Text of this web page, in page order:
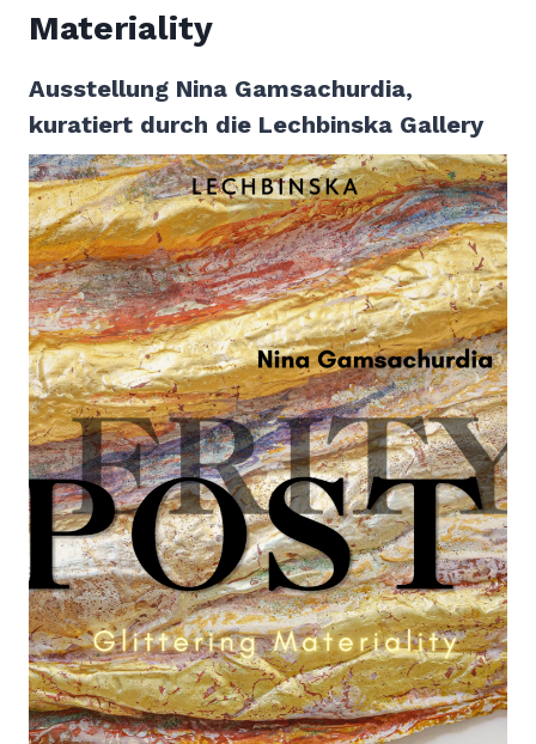
Materiality
Ausstellung Nina Gamsachurdia,
kuratiert durch die Lechbinska Gallery